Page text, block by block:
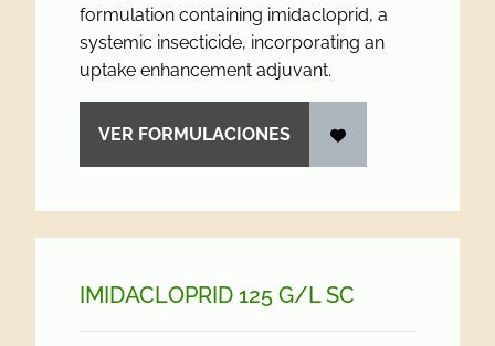
formulation containing imidacloprid, a
systemic insecticide, incorporating an
uptake enhancement adjuvant.
VER FORMULACIONES
IMIDACLOPRID 125 G/L SC